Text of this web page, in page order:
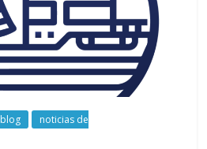
blog
noticias de